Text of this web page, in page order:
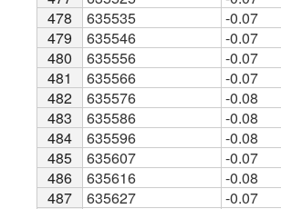
478
635535
-0.07
479
635546
-0.07
480
635556
-0.07
481
635566
-0.07
482
635576
-0.08
483
635586
-0.08
484
635596
-0.08
485
635607
-0.07
486
635616
-0.08
487
635627
-0.07
478
479
480
481
482
483
484
485
486
487